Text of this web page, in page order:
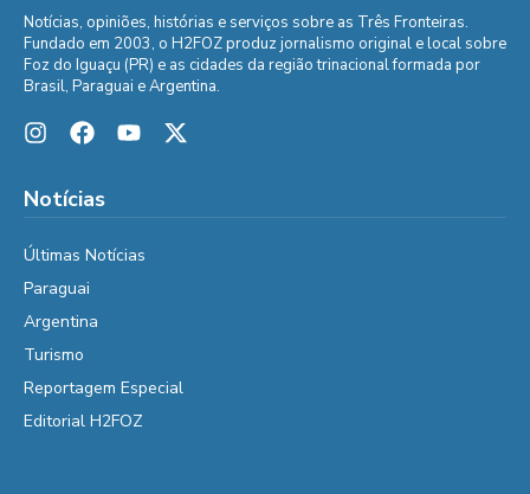
Notícias, opiniões, histórias e serviços sobre as Três Fronteiras.
Fundado em 2003, o H2FOZ produz jornalismo original e local sobre
Foz do Iguaçu (PR) e as cidades da região trinacional formada por
Brasil, Paraguai e Argentina.
Notícias
Últimas Notícias
Paraguai
Argentina
Turismo
Reportagem Especial
Editorial H2FOZ